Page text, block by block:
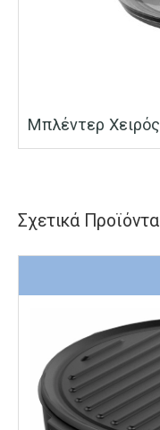
Σχετικά Προϊόντα